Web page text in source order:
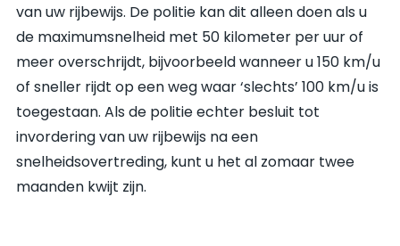
van uw rijbewijs. De politie kan dit alleen doen als u
de maximumsnelheid met 50 kilometer per uur of
meer overschrijdt, bijvoorbeeld wanneer u 150 km/u
of sneller rijdt op een weg waar ‘slechts’ 100 km/u is
toegestaan. Als de politie echter besluit tot
invordering van uw rijbewijs na een
snelheidsovertreding, kunt u het al zomaar twee
maanden kwijt zijn.